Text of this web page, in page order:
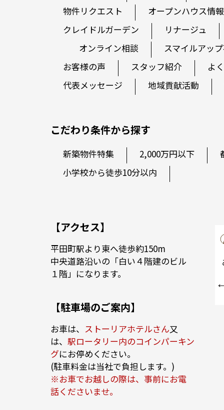
物件リクエスト
オープンハウス情報
クレイドルガーデン
リナージュ
オンライン相談
スマイルアッ
お客様の声
スタッフ紹介 よ
代表メッセージ
地域貢献活動
こだわり条件から探す
新築物件特集 2,000万円以下
小学校から徒歩10分以内
【アクセス】
平田町駅より東へ徒歩約150m
中央道路沿いの「白い４階建のビル
１階」になります。
【駐車場のご案内】
お車は、 ストーリアホテルさん又
は、 駅ロータリー内のコインパーキン
グにお停めください。
(駐車料金は当社で負担します。)
※お車でお越しの際は、事前にお電
話くださいませ。